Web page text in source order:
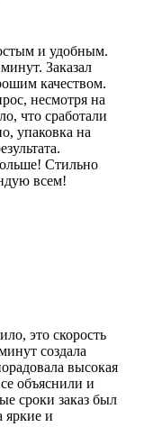
и удобным.
Заказал
качеством.
несмотря на
что сработали
упаковка на
Стильно
всем!
это скорость
создала
высокая
объяснили и
сроки заказ был
яркие и